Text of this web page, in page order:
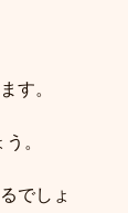
す。
。
でしょ